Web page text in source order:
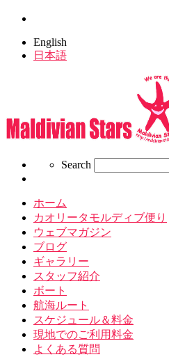
English
日本語
SearchSearch
ホーム
カオリータモルディブ便り
ウェブマガジン
ブログ
ギャラリー
スタッフ紹介
ボート
航海ルート
スケジュール＆料金
現地でのご利用料金
よくある質問